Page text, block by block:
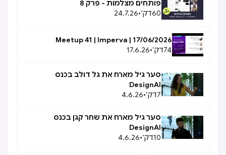
פותחים מצלמות - פרק 8
60דק׳•
24.7.26
Meetup 41 | Imperva | 17/06/2026
74דק׳•
17.6.26
סער גיל מארח את גל דולב בכנס
DesignAI
7דק׳•
4.6.26
סער גיל מארח את שחר קגן בכנס
DesignAI
10דק׳•
4.6.26